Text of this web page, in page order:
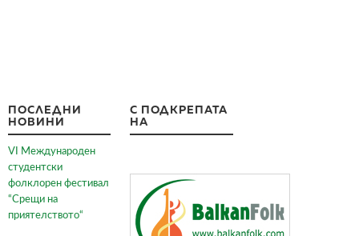
ПОСЛЕДНИ
НОВИНИ
VI Международен
студентски
фолклорен фестивал
“Срещи на
приятелството“
С ПОДКРЕПАТА
НА